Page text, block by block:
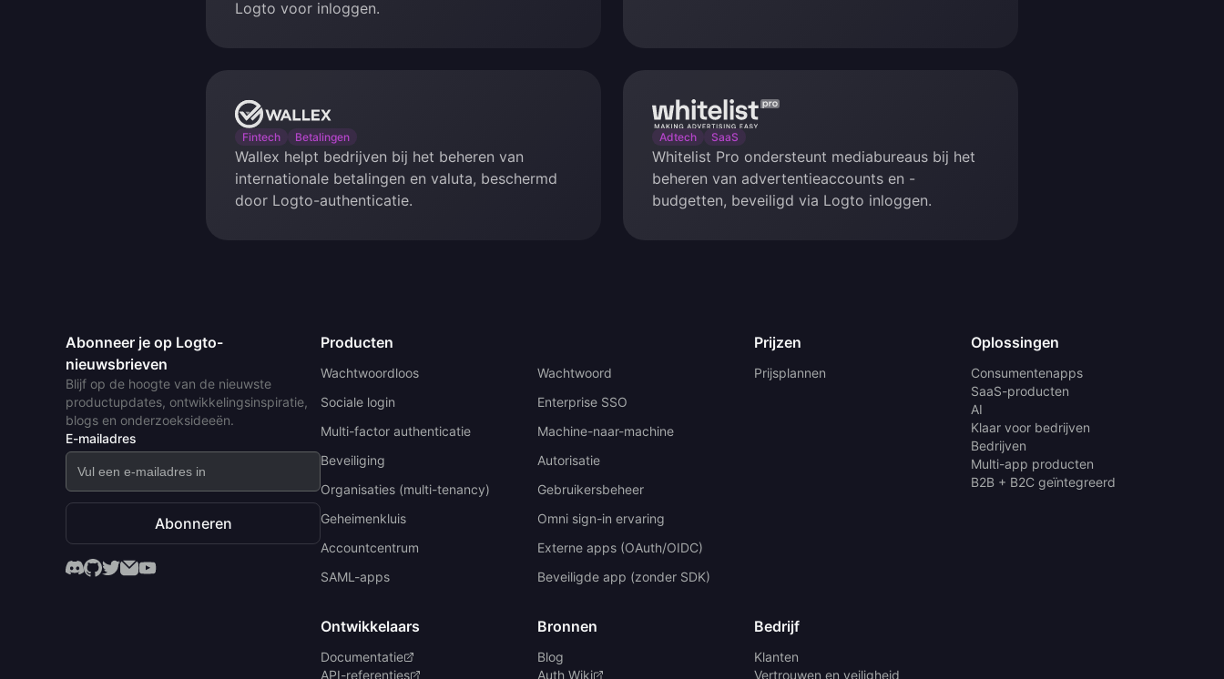
Logto voor inloggen.
Fintech Betalingen
Wallex
Wallex helpt bedrijven bij het beheren van
internationale betalingen en valuta, beschermd
door Logto-authenticatie.
Adtech SaaS
Whitelist
Pro
Whitelist Pro ondersteunt mediabureaus bij het
beheren van advertentieaccounts en -
budgetten, beveiligd via Logto inloggen.
Abonneer je op Logto-
nieuwsbrieven
Blijf op de hoogte van de nieuwste
productupdates, ontwikkelingsinspiratie,
blogs en onderzoeksideeën.
E-mailadres
Abonneren
Producten
Wachtwoordloos
Wachtwoord
Sociale login
Enterprise SSO
Multi-factor authenticatie
Machine-naar-machine
Beveiliging
Autorisatie
Organisaties (multi-tenancy)
Gebruikersbeheer
Geheimenkluis
Omni sign-in ervaring
Accountcentrum
Externe apps (OAuth/OIDC)
SAML-apps
Beveiligde app (zonder SDK)
Prijzen
Prijsplannen
Oplossingen
Consumentenapps
SaaS-producten
AI
Klaar voor bedrijven
Bedrijven
Multi-app producten
B2B + B2C geïntegreerd
Ontwikkelaars
Documentatie
API-referenties
Bronnen
Blog
Auth Wiki
Bedrijf
Klanten
Vertrouwen en veiligheid